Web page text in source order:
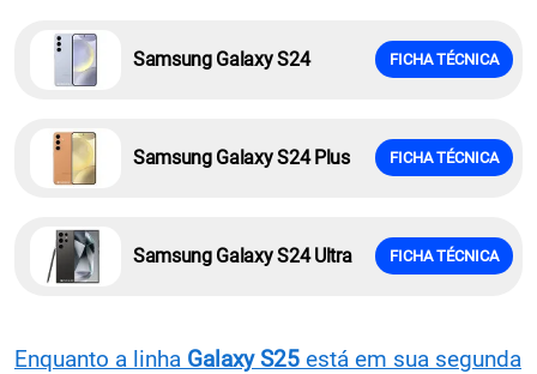
Samsung Galaxy S24 FICHA TÉCNICA
Samsung Galaxy S24 Plus FICHA TÉCNICA
Samsung Galaxy S24 Ultra FICHA TÉCNICA
Enquanto a linha Galaxy S25 está em sua segunda